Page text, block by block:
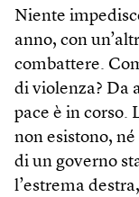
Niente
anno, con
combattere.
di violenza? Da
pace è in corso.
non esistono,
di un governo
l’estrema